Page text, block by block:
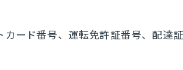
ード番号、運転免許証番号、配達